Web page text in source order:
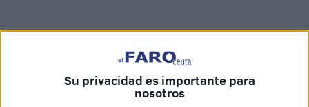
Su privacidad es importante para
nosotros